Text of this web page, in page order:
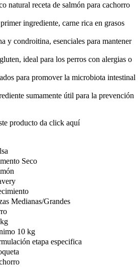
natural receta de salmón para cachorro
ingrediente, carne rica en grasos
y condroitina, esenciales para mantener
ideal para los perros con alergias o
para promover la microbiota intestinal
sumamente útil para la prevención
producto da click aquí
Seco
Medianas/Grandes
10 kg
etapa especifica